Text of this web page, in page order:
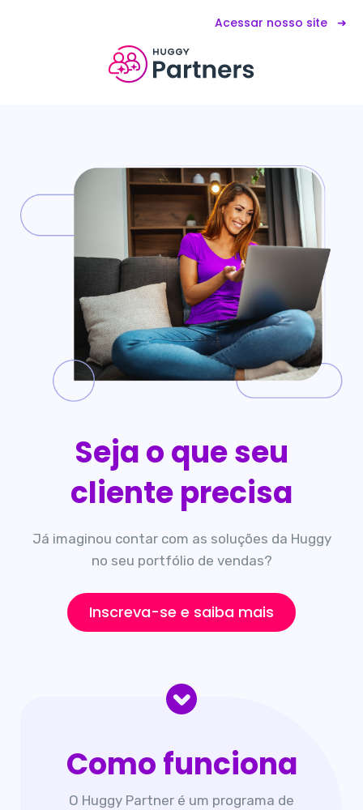
Acessar nosso site ➜
Seja o que seu
cliente precisa
Já imaginou contar com as soluções da Huggy
no seu portfólio de vendas?
Inscreva-se e saiba mais
Como funciona
O Huggy Partner é um programa de